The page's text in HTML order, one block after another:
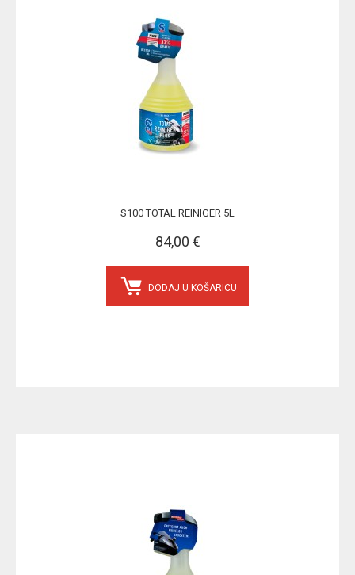
S100 TOTAL REINIGER 5L
84,00 €
DODAJ U KOŠARICU